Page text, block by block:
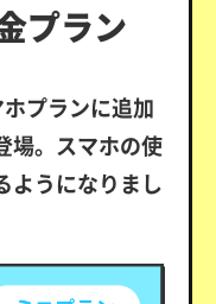
プラン
プランに追加
場。スマホの使
ようになりまし